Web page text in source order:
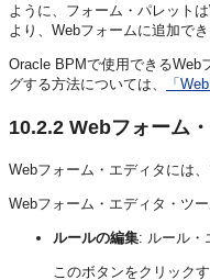
ように、フォーム・パレット
より、Webフォームに追加でき
Oracle BPMで使用できるWeb
グする方法については、
「
10.2.2 Webフォーム
Webフォーム・エディタには
Webフォーム・エディタ・ツ
ルールの編集: ルール・
このボタンをクリック